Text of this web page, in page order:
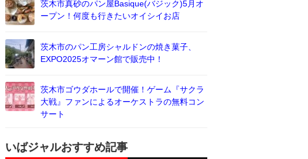
茨木市真砂のパン屋Basique(バジック)5月オ
ープン！何度も行きたいオイシイお店
茨木市のパン工房シャルドンの焼き菓子、
EXPO2025オマーン館で販売中！
茨木市ゴウダホールで開催！ゲーム『サクラ
大戦』ファンによるオーケストラの無料コン
サート
いばジャルおすすめ記事